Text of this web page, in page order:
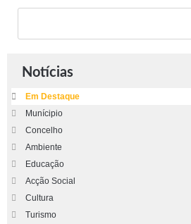
Notícias
Em Destaque
Munícipio
Concelho
Ambiente
Educação
Acção Social
Cultura
Turismo